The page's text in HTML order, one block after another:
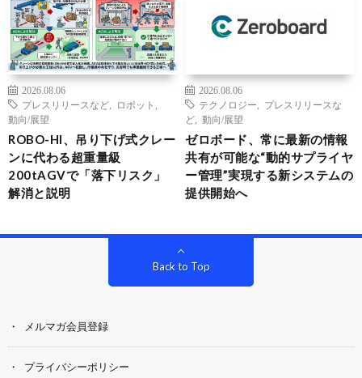
2026.08.06
プレスリリースなど
ロボット
動向/展望
ROBO-HI、吊り下げ式クレー
ンに代わる超重量級
200tAGVで「落下リスク」
解消と説明
2026.08.06
テクノロジー
プレスリリースな
ど
動向/展望
ゼロボード、常に最新の情報
共有が可能な“動的サプライヤ
ー管理”実現する新システムの
提供開始へ
Back to Top
メルマガ会員登録
プライバシーポリシー